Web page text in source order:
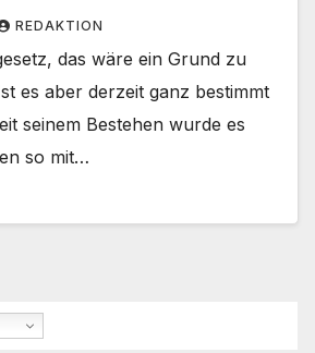
REDAKTION
das wäre ein Grund zu
es aber derzeit ganz bestimmt
seinem Bestehen wurde es
so mit…